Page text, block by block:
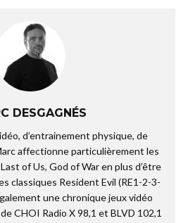
DESGAGNÉS
d’entrainement physique, de
affectionne particulièrement les
of Us, God of War en plus d’être
classiques Resident Evil (RE1-2-3-
une chronique jeux vidéo
CHOI Radio X 98,1 et BLVD 102,1